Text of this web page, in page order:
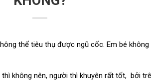
thể tiêu thụ được ngũ cốc. Em bé
không nên, người thì khuyên rất tốt, bởi